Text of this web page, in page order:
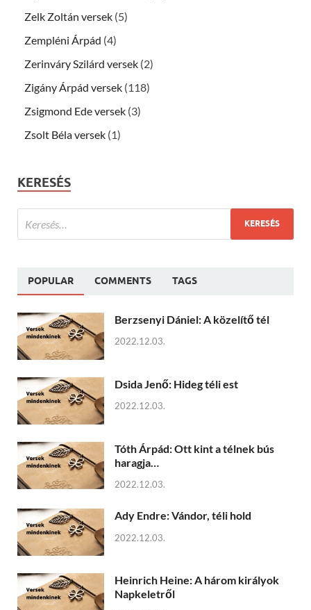
Zelk Zoltán versek (5)
Zempléni Árpád (4)
Zerinváry Szilárd versek (2)
Zigány Árpád versek (118)
Zsigmond Ede versek (3)
Zsolt Béla versek (1)
KERESÉS
POPULAR COMMENTS TAGS
Berzsenyi Dániel: A közelítő tél
2022.12.03.
Dsida Jenő: Hideg téli est
2022.12.03.
Tóth Árpád: Ott kint a télnek bús
haragja…
2022.12.03.
Ady Endre: Vándor, téli hold
2022.12.03.
Heinrich Heine: A három királyok
Napkeletről